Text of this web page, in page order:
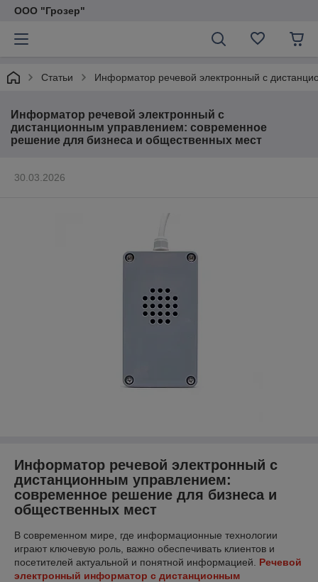
ООО "Грозер"
Статьи Информатор речевой электронный с
Информатор речевой электронный с
дистанционным управлением: современное
решение для бизнеса и общественных мест
30.03.2026
Информатор речевой электронный с
дистанционным управлением:
современное решение для бизнеса и
общественных мест
В современном мире, где информационные технологии
играют ключевую роль, важно обеспечивать клиентов и
посетителей актуальной и понятной информацией. Речевой
электронный информатор с дистанционным